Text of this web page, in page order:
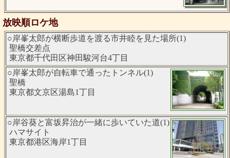
放映順ロケ地
○岸峯太郎が横断歩道を渡る市井睦を見た場所(1)
聖橋交差点
東京都千代田区神田駿河台4丁目
○岸峯太郎が自転車で通ったトンネル(1)
聖橋
東京都文京区湯島1丁目
○岸谷葵と富坂昇治が一緒に歩いていた道(1)
ハマサイト
東京都港区海岸1丁目